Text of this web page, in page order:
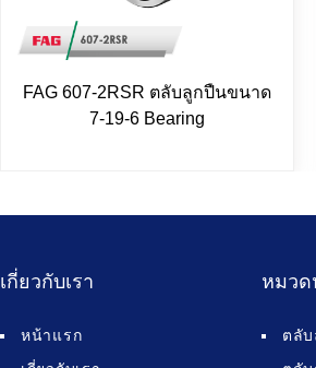
FAG 607-2RSR ตลับลูกปืนขนาด
7-19-6 Bearing
เกี่ยวกับเรา
หน้าแรก
หมวด
ตลั